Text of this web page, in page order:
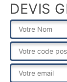
DEVIS